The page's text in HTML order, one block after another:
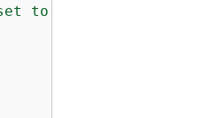
to delete.\s